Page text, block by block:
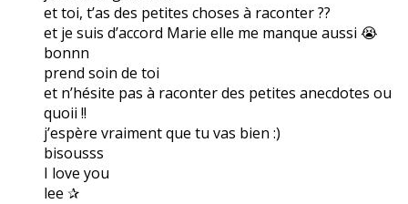
et toi, t’as des petites choses à raconter ??
et je suis d’accord Marie elle me manque aussi 😭
bonnn
prend soin de toi
et n’hésite pas à raconter des petites anecdotes ou
quoii !!
j’espère vraiment que tu vas bien :)
bisousss
I love you
lee ✰